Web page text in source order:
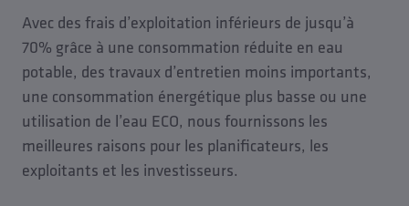
Avec des frais d’exploitation inférieurs de jusqu’à
70% grâce à une consommation réduite en eau
potable, des travaux d’entretien moins importants,
une consommation énergétique plus basse ou une
utilisation de l’eau ECO, nous fournissons les
meilleures raisons pour les planificateurs, les
exploitants et les investisseurs.